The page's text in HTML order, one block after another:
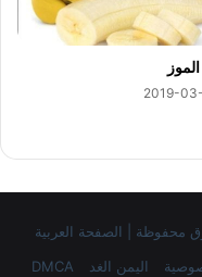
2019-
اليمن الغد DMCA